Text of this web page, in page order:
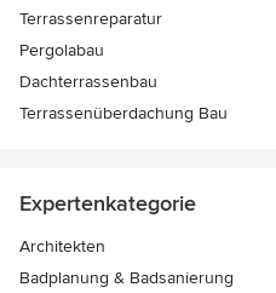
Terrassenreparatur
Pergolabau
Dachterrassenbau
Terrassenüberdachung Bau
Expertenkategorie
Architekten
Badplanung & Badsanierung